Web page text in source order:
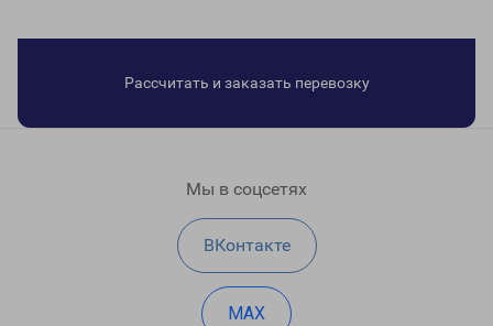
Рассчитать и заказать перевозку
Мы в соцсетях
ВКонтакте
MAX